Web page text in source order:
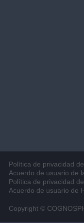
Política de privacidad
Acuerdo de usuario de
Política de privacidad
Acuerdo de usuario de
Copyright ©